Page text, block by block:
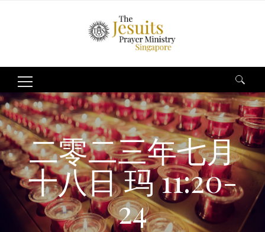
Search
for:
二零二三年七月
十八日 玛 11:20-
24